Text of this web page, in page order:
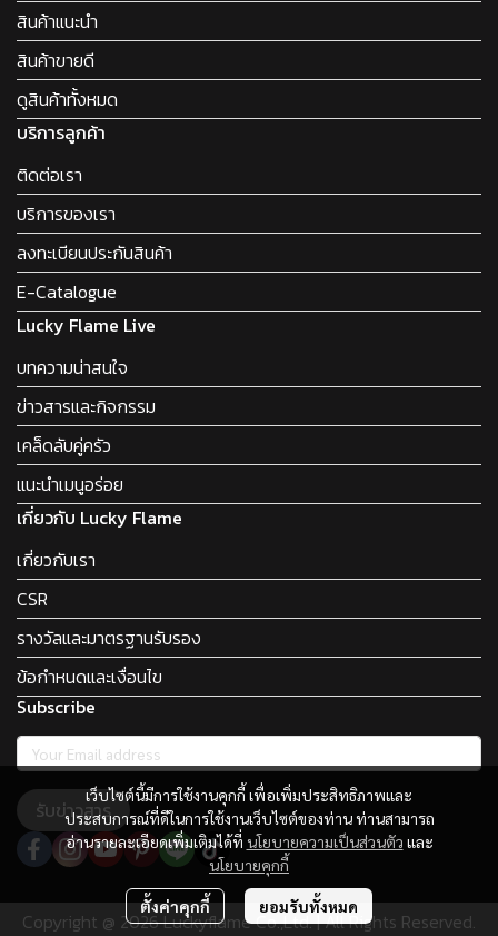
เว็บไซต์นี้มีการใช้งานคุกกี้ เพื่อเพิ่มประสิทธิภาพและ
ประสบการณ์ที่ดีในการใช้งานเว็บไซต์ของท่าน ท่านสามารถ
อ่านรายละเอียดเพิ่มเติมได้ที่ นโยบายความเป็นส่วนตัว และ
นโยบายคุกกี้
ตั้งค่าคุกกี้ ยอมรับทั้งหมด
สินค้าแนะนำ
สินค้าขายดี
ดูสินค้าทั้งหมด
บริการลูกค้า
ติดต่อเรา
บริการของเรา
ลงทะเบียนประกันสินค้า
E-Catalogue
Lucky Flame Live
บทความน่าสนใจ
ข่าวสารและกิจกรรม
เคล็ดลับคู่ครัว
แนะนำเมนูอร่อย
เกี่ยวกับ Lucky Flame
เกี่ยวกับเรา
CSR
รางวัลและมาตรฐานรับรอง
ข้อกำหนดและเงื่อนไข
Subscribe
รับข่าวสาร
Copyright @ 2026 Luckyflame Co.,Ltd. | All Rights Reserved.